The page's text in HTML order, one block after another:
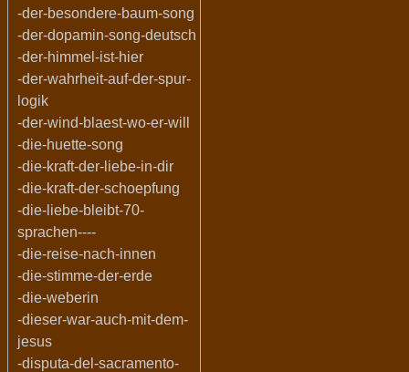
-der-besondere-baum-song
-der-dopamin-song-deutsch
-der-himmel-ist-hier
-der-wahrheit-auf-der-spur-
logik
-der-wind-blaest-wo-er-will
-die-huette-song
-die-kraft-der-liebe-in-dir
-die-kraft-der-schoepfung
-die-liebe-bleibt-70-
sprachen----
-die-reise-nach-innen
-die-stimme-der-erde
-die-weberin
-dieser-war-auch-mit-dem-
jesus
-disputa-del-sacramento-